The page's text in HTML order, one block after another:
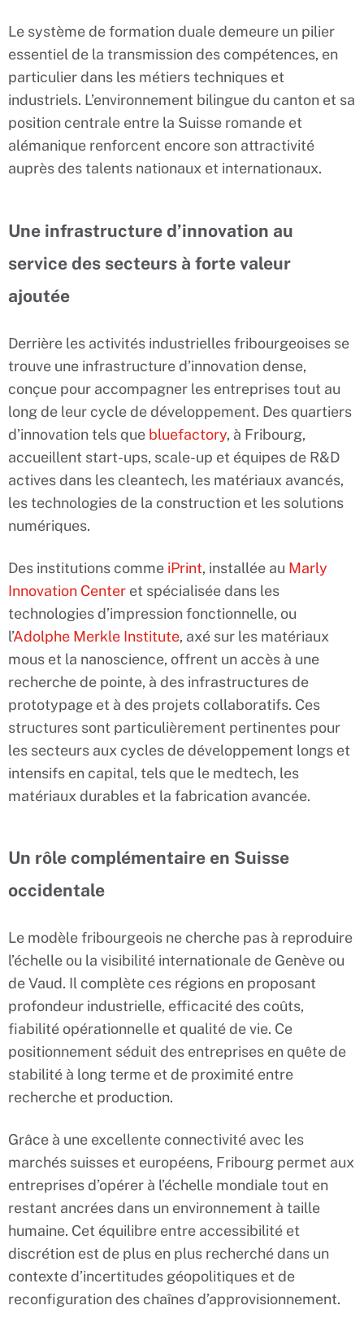
Le système de formation duale demeure un pilier
essentiel de la transmission des compétences, en
particulier dans les métiers techniques et
industriels. L’environnement bilingue du canton et sa
position centrale entre la Suisse romande et
alémanique renforcent encore son attractivité
auprès des talents nationaux et internationaux.
Une infrastructure d’innovation au
service des secteurs à forte valeur
ajoutée
Derrière les activités industrielles fribourgeoises se
trouve une infrastructure d’innovation dense,
conçue pour accompagner les entreprises tout au
long de leur cycle de développement. Des quartiers
d’innovation tels que bluefactory, à Fribourg,
accueillent start-ups, scale-up et équipes de R&D
actives dans les cleantech, les matériaux avancés,
les technologies de la construction et les solutions
numériques.
Des institutions comme iPrint, installée au Marly
Innovation Center et spécialisée dans les
technologies d’impression fonctionnelle, ou
l’Adolphe Merkle Institute, axé sur les matériaux
mous et la nanoscience, offrent un accès à une
recherche de pointe, à des infrastructures de
prototypage et à des projets collaboratifs. Ces
structures sont particulièrement pertinentes pour
les secteurs aux cycles de développement longs et
intensifs en capital, tels que le medtech, les
matériaux durables et la fabrication avancée.
Un rôle complémentaire en Suisse
occidentale
Le modèle fribourgeois ne cherche pas à reproduire
l’échelle ou la visibilité internationale de Genève ou
de Vaud. Il complète ces régions en proposant
profondeur industrielle, efficacité des coûts,
fiabilité opérationnelle et qualité de vie. Ce
positionnement séduit des entreprises en quête de
stabilité à long terme et de proximité entre
recherche et production.
Grâce à une excellente connectivité avec les
marchés suisses et européens, Fribourg permet aux
entreprises d’opérer à l’échelle mondiale tout en
restant ancrées dans un environnement à taille
humaine. Cet équilibre entre accessibilité et
discrétion est de plus en plus recherché dans un
contexte d’incertitudes géopolitiques et de
reconfiguration des chaînes d’approvisionnement.